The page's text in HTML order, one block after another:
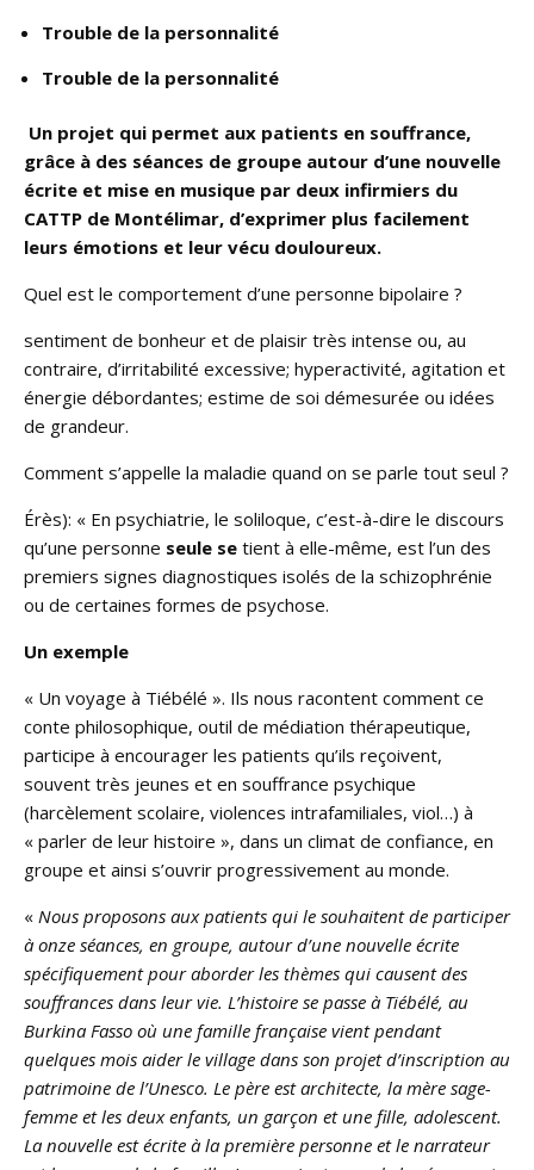
Trouble de la personnalité
Trouble de la personnalité
Un projet qui permet aux patients en souffrance,
grâce à des séances de groupe autour d’une nouvelle
écrite et mise en musique par deux infirmiers du
CATTP de Montélimar, d’exprimer plus facilement
leurs émotions et leur vécu douloureux.
Quel est le comportement d’une personne bipolaire ?
sentiment de bonheur et de plaisir très intense ou, au
contraire, d’irritabilité excessive; hyperactivité, agitation et
énergie débordantes; estime de soi démesurée ou idées
de grandeur.
Comment s’appelle la maladie quand on se parle tout seul ?
Érès): « En psychiatrie, le soliloque, c’est-à-dire le discours
qu’une personne seule se tient à elle-même, est l’un des
premiers signes diagnostiques isolés de la schizophrénie
ou de certaines formes de psychose.
Un exemple
« Un voyage à Tiébélé ». Ils nous racontent comment ce
conte philosophique, outil de médiation thérapeutique,
participe à encourager les patients qu’ils reçoivent,
souvent très jeunes et en souffrance psychique
(harcèlement scolaire, violences intrafamiliales, viol…) à
« parler de leur histoire », dans un climat de confiance, en
groupe et ainsi s’ouvrir progressivement au monde.
« Nous proposons aux patients qui le souhaitent de participer
à onze séances, en groupe, autour d’une nouvelle écrite
spécifiquement pour aborder les thèmes qui causent des
souffrances dans leur vie. L’histoire se passe à Tiébélé, au
Burkina Fasso où une famille française vient pendant
quelques mois aider le village dans son projet d’inscription au
patrimoine de l’Unesco. Le père est architecte, la mère sage-
femme et les deux enfants, un garçon et une fille, adolescent.
La nouvelle est écrite à la première personne et le narrateur